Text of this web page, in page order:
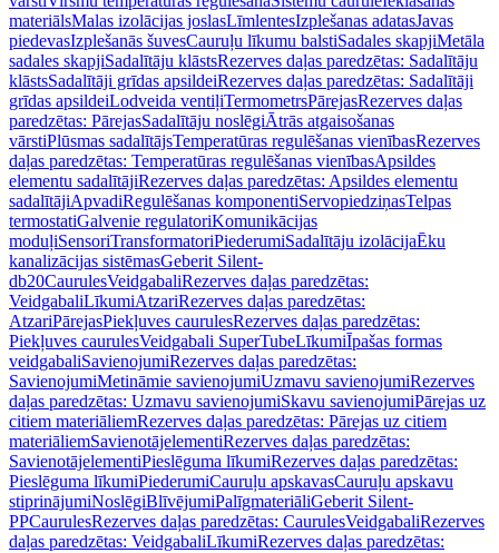
materiālsMalas izolācijas joslasLīmlentesIzplešanas adatasJavas
piedevasIzplešanās šuvesCauruļu līkumu balstiSadales skapjiMetāla
sadales skapjiSadalītāju klāstsRezerves daļas paredzētas: Sadalītāju
klāstsSadalītāji grīdas apsildeiRezerves daļas paredzētas: Sadalītāji
grīdas apsildeiLodveida ventiļiTermometrsPārejasRezerves daļas
paredzētas: PārejasSadalītāju noslēgiĀtrās atgaisošanas
vārstiPlūsmas sadalītājsTemperatūras regulēšanas vienībasRezerves
daļas paredzētas: Temperatūras regulēšanas vienībasApsildes
elementu sadalītājiRezerves daļas paredzētas: Apsildes elementu
sadalītājiApvadiRegulēšanas komponentiServopiedziņasTelpas
termostatiGalvenie regulatoriKomunikācijas
moduļiSensoriTransformatoriPiederumiSadalītāju izolācijaĒku
kanalizācijas sistēmasGeberit Silent-
db20CaurulesVeidgabaliRezerves daļas paredzētas:
VeidgabaliLīkumiAtzariRezerves daļas paredzētas:
AtzariPārejasPiekļuves caurulesRezerves daļas paredzētas:
Piekļuves caurulesVeidgabali SuperTubeLīkumiĪpašas formas
veidgabaliSavienojumiRezerves daļas paredzētas:
SavienojumiMetināmie savienojumiUzmavu savienojumiRezerves
daļas paredzētas: Uzmavu savienojumiSkavu savienojumiPārejas uz
citiem materiāliemRezerves daļas paredzētas: Pārejas uz citiem
materiāliemSavienotājelementiRezerves daļas paredzētas:
SavienotājelementiPieslēguma līkumiRezerves daļas paredzētas:
Pieslēguma līkumiPiederumiCauruļu apskavasCauruļu apskavu
stiprinājumiNoslēgiBlīvējumiPalīgmateriāliGeberit Silent-
PPCaurulesRezerves daļas paredzētas: CaurulesVeidgabaliRezerves
daļas paredzētas: VeidgabaliLīkumiRezerves daļas paredzētas: